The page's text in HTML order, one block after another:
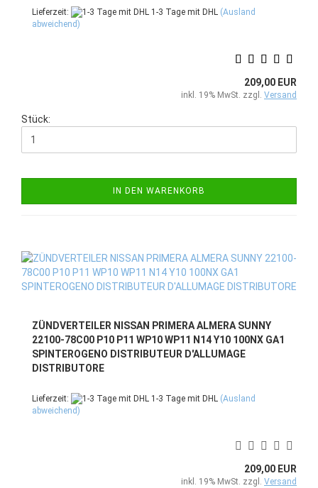
Lieferzeit: 1-3 Tage mit DHL (Ausland
abweichend)
209,00 EUR
inkl. 19% MwSt. zzgl. Versand
Stück:
IN DEN WARENKORB
ZÜNDVERTEILER NISSAN PRIMERA ALMERA SUNNY
22100-78C00 P10 P11 WP10 WP11 N14 Y10 100NX GA1
SPINTEROGENO DISTRIBUTEUR D'ALLUMAGE
DISTRIBUTORE
Lieferzeit: 1-3 Tage mit DHL (Ausland
abweichend)
209,00 EUR
inkl. 19% MwSt. zzgl. Versand